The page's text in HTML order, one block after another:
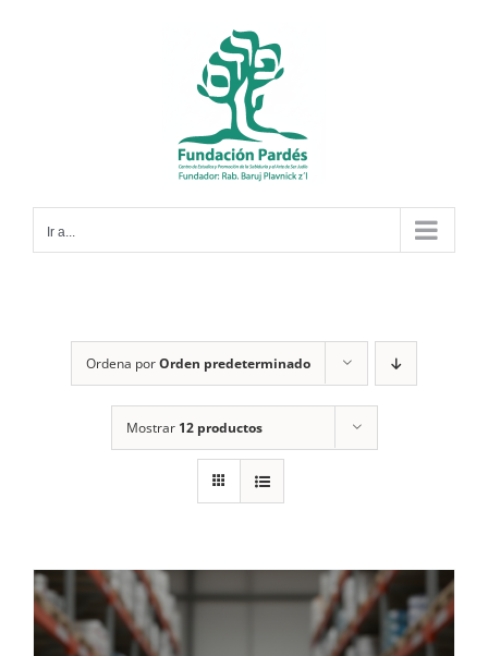
Ir a...
Ordena porOrden predeterminado
Mostrar 12 productos